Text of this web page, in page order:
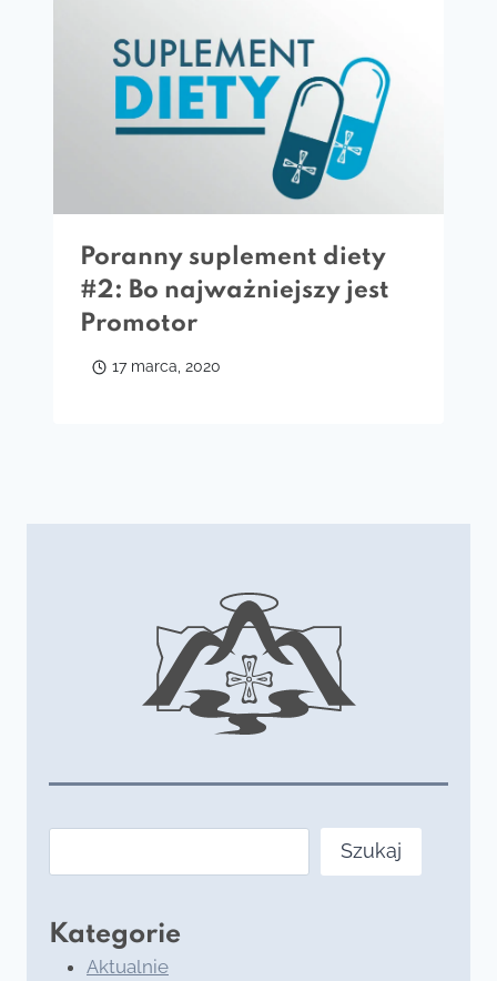
Poranny suplement diety
#2: Bo najważniejszy jest
Promotor
17 marca, 2020
Szukaj
Kategorie
Aktualnie